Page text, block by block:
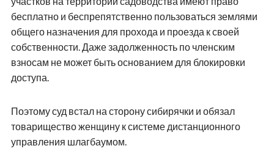
бесплатно и беспрепятственно пользоваться землями
общего назначения для прохода и проезда к своей
собственности. Даже задолженность по членским
взносам не может быть основанием для блокировки
доступа.
Поэтому суд встал на сторону сибирячки и обязал
товарищество женщину к системе дистанционного
управления шлагбаумом.